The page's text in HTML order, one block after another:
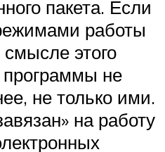
пакета. Если
работы
этого
программы не
не только ими.
на работу